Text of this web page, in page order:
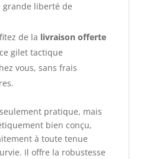
liberté de
de la livraison offerte
gilet tactique
vous, sans frais
pratique, mais
bien conçu,
à toute tenue
Il offre la robustesse